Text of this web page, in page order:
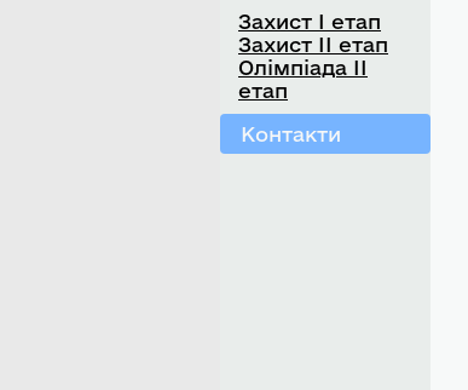
Захист І етап
Захист ІІ етап
Олімпіада ІІ
етап
Контакти